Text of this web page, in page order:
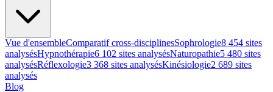
Vue d'ensembleComparatif cross-disciplinesSophrologie8 454 sites
analysésHypnothérapie6 102 sites analysésNaturopathie5 480 sites
analysésRéflexologie3 368 sites analysésKinésiologie2 689 sites
analysés
Blog